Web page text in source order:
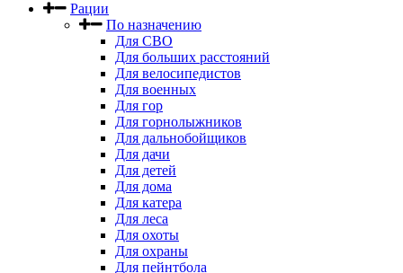
Рации
По назначению
Для СВО
Для больших расстояний
Для велосипедистов
Для военных
Для гор
Для горнолыжников
Для дальнобойщиков
Для дачи
Для детей
Для дома
Для катера
Для леса
Для охоты
Для охраны
Для пейнтбола